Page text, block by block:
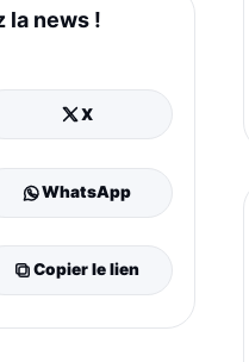
la news !
X
WhatsApp
Copier le lien